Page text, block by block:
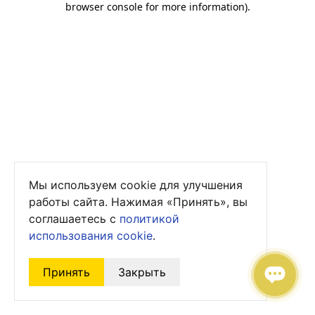
browser console for more information).
Мы используем cookie для улучшения
работы сайта. Нажимая «Принять», вы
соглашаетесь с политикой
использования cookie.
Принять Закрыть